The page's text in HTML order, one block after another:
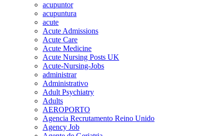
acupuntor
acupuntura
acute
Acute Admissions
Acute Care
Acute Medicine
Acute Nursing Posts UK
Acute-Nursing-Jobs
administrar
Administrativo
Adult Psychiatry
Adults
AEROPORTO
Agencia Recrutamento Reino Unido
Agency Job